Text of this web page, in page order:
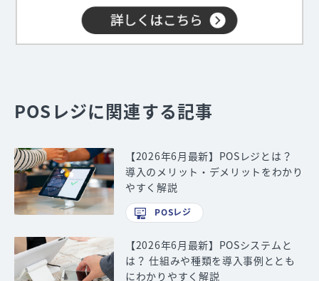
POSレジに関連する記事
【2026年6月最新】POSレジとは？
導入のメリット・デメリットをわかり
やすく解説
POSレジ
【2026年6月最新】POSシステムと
は？ 仕組みや種類を導入事例ととも
にわかりやすく解説